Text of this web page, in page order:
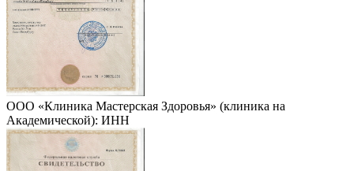
ООО «Клиника Мастерская Здоровья» (клиника на
Академической): ИНН